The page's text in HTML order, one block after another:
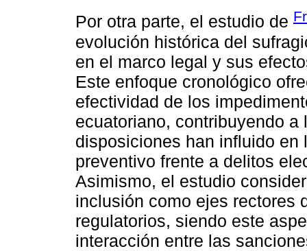
Por otra parte, el estudio de
evolución histórica del
en el marco legal y sus
Este enfoque cronológico
efectividad de los
ecuatoriano, contribuyendo
disposiciones han influido
preventivo frente a delitos
Asimismo, el estudio
inclusión como ejes rectores
regulatorios, siendo este
interacción entre las